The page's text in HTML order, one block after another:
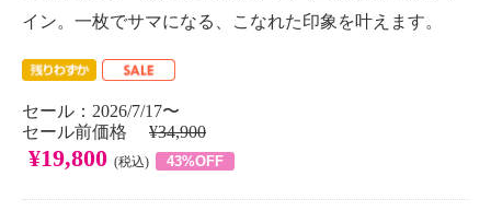
イン。一枚でサマになる、こなれた印象を叶えます。
セール：2026/7/17〜
セール前価格 ¥34,900
¥19,800 (税込) 43%OFF